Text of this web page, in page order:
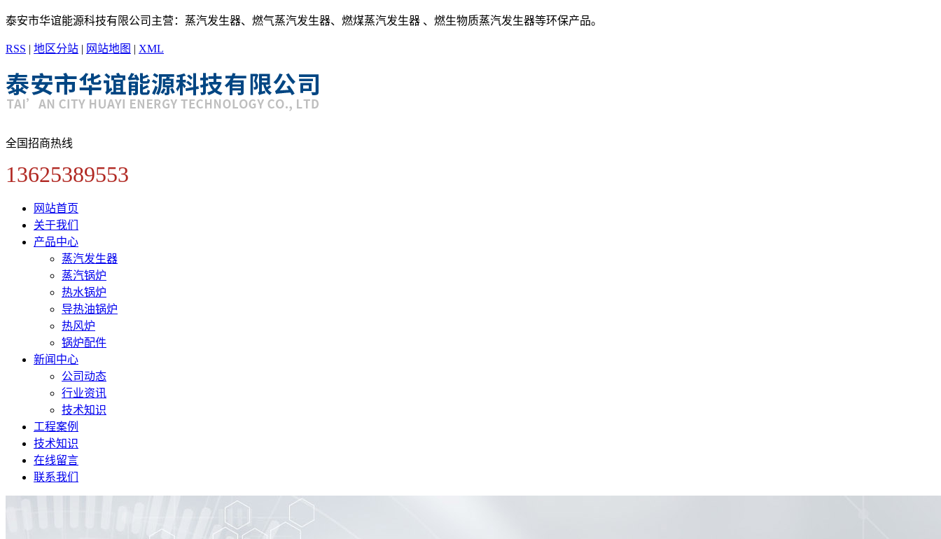
泰安市华谊能源科技有限公司主营：蒸汽发生器、燃气蒸汽发生器、燃煤蒸汽发生器 、燃生物质蒸汽发生器等环保产品。
RSS | 地区分站 | 网站地图 | XML
全国招商热线
13625389553
网站首页
关于我们
产品中心
蒸汽发生器
蒸汽锅炉
热水锅炉
导热油锅炉
热风炉
锅炉配件
新闻中心
公司动态
行业资讯
技术知识
工程案例
技术知识
在线留言
联系我们